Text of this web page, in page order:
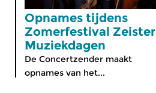
Opnames tijdens
Zomerfestival Zeister
Muziekdagen
De Concertzender maakt
opnames van het...